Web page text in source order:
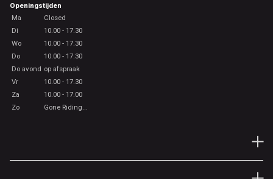
Openingstijden
Ma
Closed
Di
10.00 - 17.30
Wo
10.00 - 17.30
Do
10.00 - 17.30
Do avond op afspraak
Vr
10.00 - 17.30
Za
10.00 - 17.00
Zo
Gone Riding...